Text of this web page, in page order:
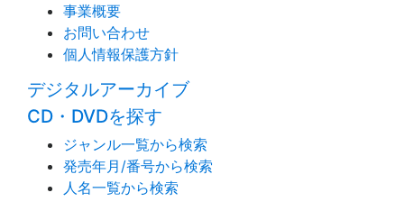
事業概要
お問い合わせ
個人情報保護方針
デジタルアーカイブ
CD・DVDを探す
ジャンル一覧から検索
発売年月/番号から検索
人名一覧から検索